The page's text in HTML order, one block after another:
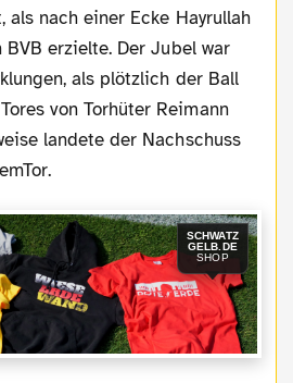
als nach einer Ecke Hayrullah
erzielte. Der Jubel war
als plötzlich der Ball
von Torhüter Reimann
landete der Nachschuss
SCHWATZ
GELB.DE
SHOP